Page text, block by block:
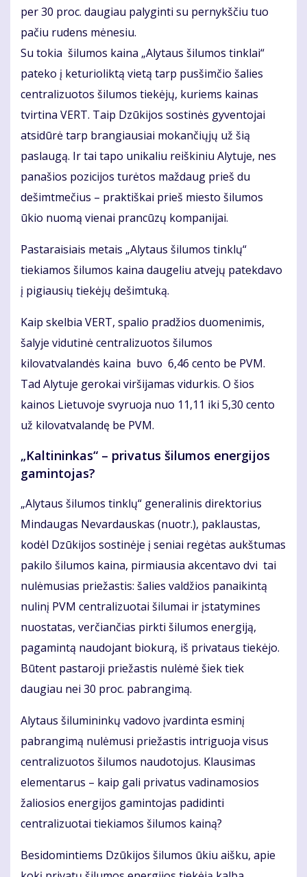
per 30 proc. daugiau palyginti su pernykščiu tuo
pačiu rudens mėnesiu.
Su tokia šilumos kaina „Alytaus šilumos tinklai“
pateko į keturioliktą vietą tarp pusšimčio šalies
centralizuotos šilumos tiekėjų, kuriems kainas
tvirtina VERT. Taip Dzūkijos sostinės gyventojai
atsidūrė tarp brangiausiai mokančiųjų už šią
paslaugą. Ir tai tapo unikaliu reiškiniu Alytuje, nes
panašios pozicijos turėtos maždaug prieš du
dešimtmečius – praktiškai prieš miesto šilumos
ūkio nuomą vienai prancūzų kompanijai.
Pastaraisiais metais „Alytaus šilumos tinklų“
tiekiamos šilumos kaina daugeliu atvejų patekdavo
į pigiausių tiekėjų dešimtuką.
Kaip skelbia VERT, spalio pradžios duomenimis,
šalyje vidutinė centralizuotos šilumos
kilovatvalandės kaina buvo 6,46 cento be PVM.
Tad Alytuje gerokai viršijamas vidurkis. O šios
kainos Lietuvoje svyruoja nuo 11,11 iki 5,30 cento
už kilovatvalandę be PVM.
„Kaltininkas“ – privatus šilumos energijos
gamintojas?
„Alytaus šilumos tinklų“ generalinis direktorius
Mindaugas Nevardauskas (nuotr.), paklaustas,
kodėl Dzūkijos sostinėje į seniai regėtas aukštumas
pakilo šilumos kaina, pirmiausia akcentavo dvi tai
nulėmusias priežastis: šalies valdžios panaikintą
nulinį PVM centralizuotai šilumai ir įstatymines
nuostatas, verčiančias pirkti šilumos energiją,
pagamintą naudojant biokurą, iš privataus tiekėjo.
Būtent pastaroji priežastis nulėmė šiek tiek
daugiau nei 30 proc. pabrangimą.
Alytaus šilumininkų vadovo įvardinta esminį
pabrangimą nulėmusi priežastis intriguoja visus
centralizuotos šilumos naudotojus. Klausimas
elementarus – kaip gali privatus vadinamosios
žaliosios energijos gamintojas padidinti
centralizuotai tiekiamos šilumos kainą?
Besidomintiems Dzūkijos šilumos ūkiu aišku, apie